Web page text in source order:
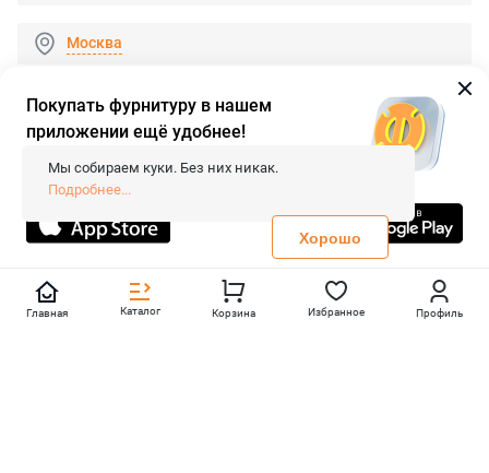
Москва
© 2026 «FieraShop.ru»
Сопровождение сайта
- Вебформат.
Все права защищены.
Не является публичной офертой
Политика конфиденциальности
Главная Каталог Корзина Избранное Профиль
Покупать фурнитуру в нашем
приложении ещё удобнее!
Мы собираем куки. Без них никак.
Подробнее...
Хорошо